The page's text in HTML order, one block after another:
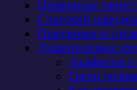
Церковные
Спасский
Праздники и
Душеполезное
Акафисты
Грехи